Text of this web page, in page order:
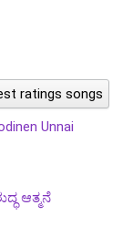
ratings songs
Unnai
ಆತ್ಮನೆ